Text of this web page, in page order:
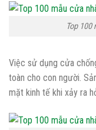
Top
Việc sử dụng cửa
toàn cho con người.
mặt kinh tế khi xảy ra